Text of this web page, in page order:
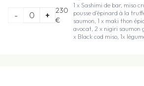
- 0 +
230
€
1 x Sashimi de bar, miso
pousse d’épinard à la
saumon, 1 x maki thon
avocat, 2 x nigiri saumon
x Black cod miso, 1x